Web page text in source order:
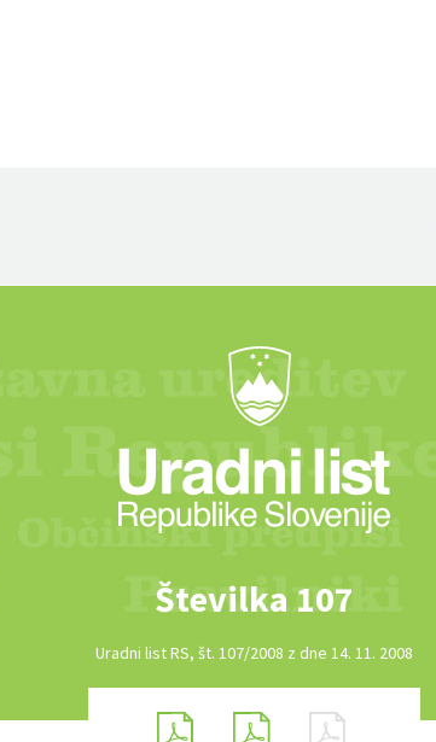
Številka 107
Uradni list RS, št. 107/2008 z dne 14. 11. 2008